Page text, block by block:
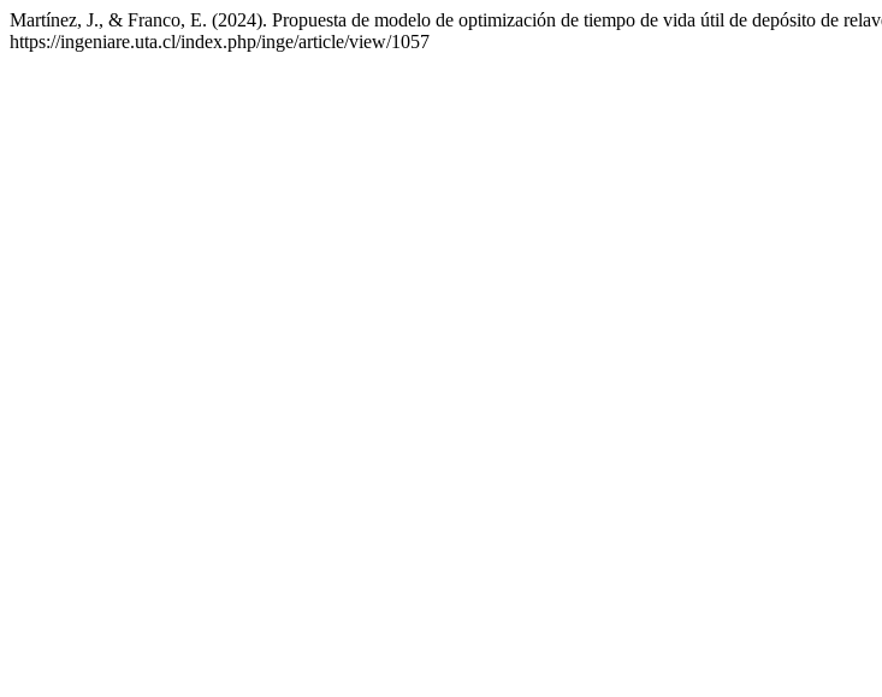
Martínez, J., & Franco, E. (2024). Propuesta de modelo de optimización de tiempo de vida útil de depósito de
https://ingeniare.uta.cl/index.php/inge/article/view/1057